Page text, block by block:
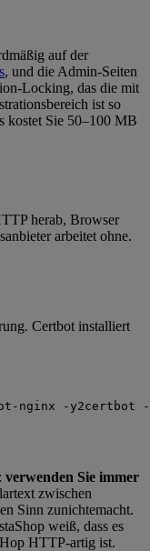
auf der
, und die Admin-Seiten
Locking, das die mit
ist so
kostet Sie 50–100 MB
herab, Browser
arbeitet ohne.
Certbot installiert
nginx -y2certbot
verwenden Sie immer
zwischen
Sinn zunichtemacht.
weiß, dass es
HTTP-artig ist.